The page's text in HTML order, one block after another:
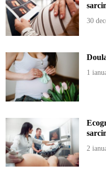
30
1
2